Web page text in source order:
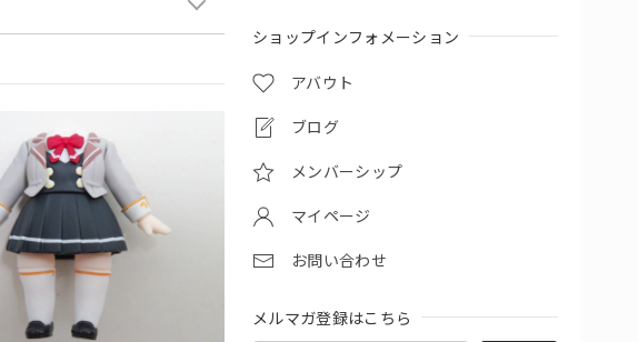
ショップインフォメーション
アバウト
ブログ
メンバーシップ
マイページ
お問い合わせ
メルマガ登録はこちら